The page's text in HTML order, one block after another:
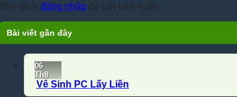
Bạn phải đăng nhập để gửi bình luận.
Bài viết gần đây
06
Th8
Vệ Sinh PC Lấy Liền